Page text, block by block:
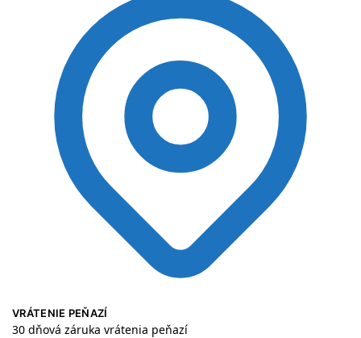
VRÁTENIE PEŇAZÍ
30 dňová záruka vrátenia peňazí